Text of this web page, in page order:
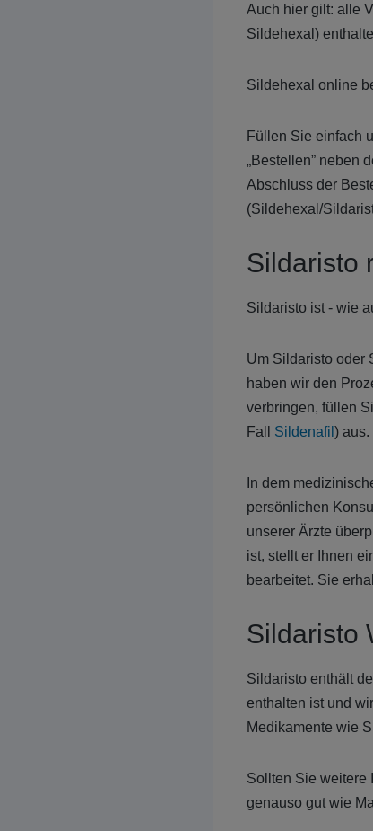
Auch hier gilt: alle
Sildehexal)
Sildehexal online
Füllen Sie einfach
„Bestellen” neben
Abschluss der
(Sildehexal/
Sildaristo
Sildaristo ist - wie
Um Sildaristo oder
haben wir den
verbringen, füllen
Fall Sildenafil ) aus.
In dem
persönlichen
unserer Ärzte
ist, stellt er Ihnen
bearbeitet. Sie
Sildaristo
Sildaristo enthält
enthalten ist und
Medikamente wie
Sollten Sie weitere
genauso gut wie